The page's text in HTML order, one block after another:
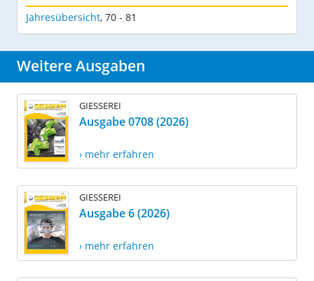
Jahresübersicht, 70 - 81
Weitere Ausgaben
GIESSEREI
Ausgabe 0708 (2026)
› mehr erfahren
GIESSEREI
Ausgabe 6 (2026)
› mehr erfahren